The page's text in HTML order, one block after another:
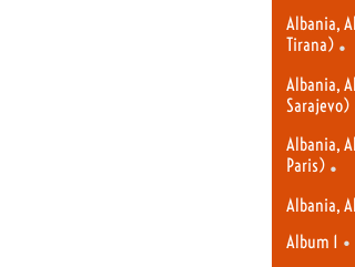
Albania,
Tirana) •
Albania,
Sarajevo)
Albania,
Paris) •
Albania,
Album 1 •